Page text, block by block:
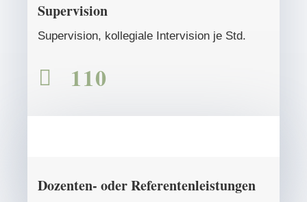
Supervision
Supervision, kollegiale Intervision je Std.
 110
Dozenten- oder Referentenleistungen